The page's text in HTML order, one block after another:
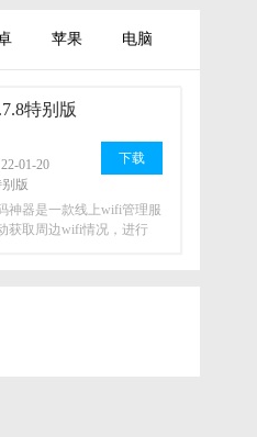
苹果 电脑
特别版
01-20
别版
下载
神器是一款线上wifi管理服
获取周边wifi情况，进行